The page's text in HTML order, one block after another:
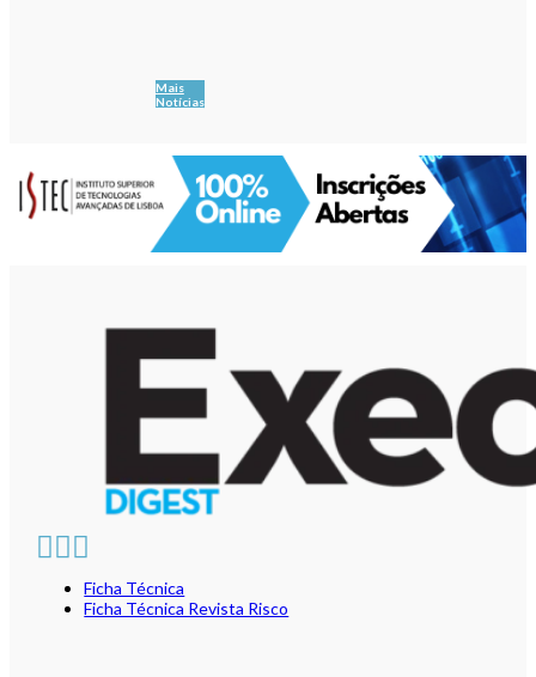
Mais
Notícias
Ficha Técnica
Ficha Técnica Revista Risco